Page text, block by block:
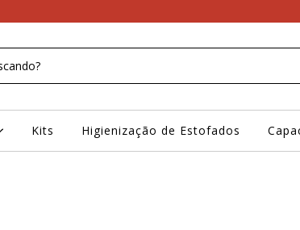
Kits Higienização de Estofados